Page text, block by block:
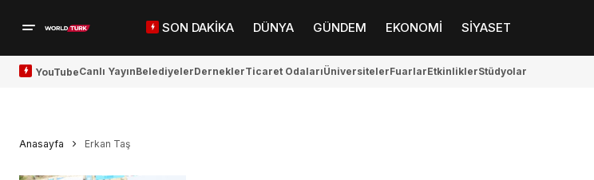
SON DAKİKA DÜNYA GÜNDEM EKONOMİ SİYASET
YouTubeCanlı YayınBelediyelerDerneklerTicaret OdalarıÜniversitelerFuarlarEtkinliklerStüdyolar
Anasayfa Erkan Taş